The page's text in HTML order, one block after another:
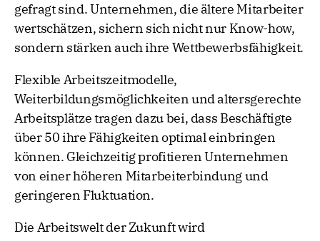
gefragt sind. Unternehmen, die ältere Mitarbeiter
wertschätzen, sichern sich nicht nur Know-how,
sondern stärken auch ihre Wettbewerbsfähigkeit.
Flexible Arbeitszeitmodelle,
Weiterbildungsmöglichkeiten und altersgerechte
Arbeitsplätze tragen dazu bei, dass Beschäftigte
über 50 ihre Fähigkeiten optimal einbringen
können. Gleichzeitig profitieren Unternehmen
von einer höheren Mitarbeiterbindung und
geringeren Fluktuation.
Die Arbeitswelt der Zukunft wird